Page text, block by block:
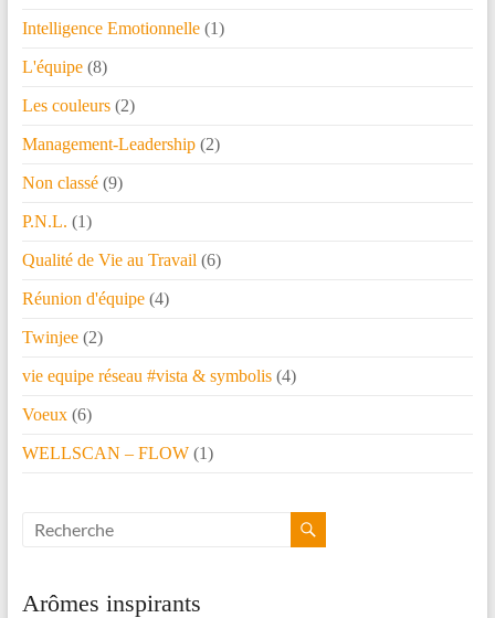
Intelligence Emotionnelle(1)
L'équipe(8)
Les couleurs(2)
Management-Leadership(2)
Non classé(9)
P.N.L. (1)
Qualité de Vie au Travail (6)
Réunion d'équipe(4)
Twinjee(2)
vie equipe réseau #vista & symbolis(4)
Voeux(6)
WELLSCAN – FLOW(1)
Arômes inspirants